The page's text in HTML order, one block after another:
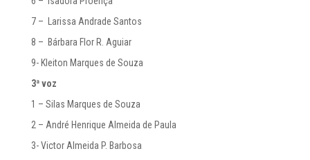
7 – Larissa Andrade Santos
8 – Bárbara Flor R. Aguiar
9- Kleiton Marques de Souza
3ª voz
1 – Silas Marques de Souza
2 – André Henrique Almeida de Paula
3- Victor Almeida P. Barbosa